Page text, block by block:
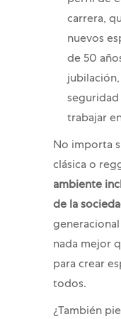
carrera,
nuevos
de 50
seguridad
trabajar
No importa
clásica o
ambiente
de la
nada mejor
para crear
todos.
¿También